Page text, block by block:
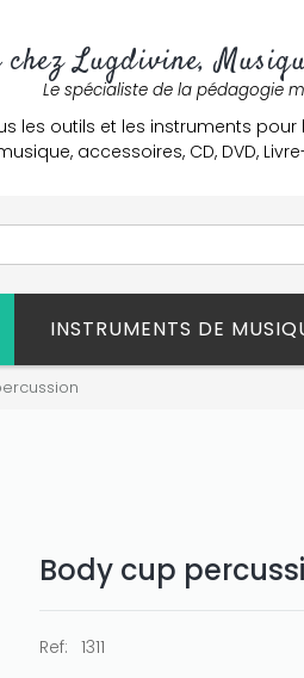
chez Lugdivine,
Le spécialiste de la pédagogie
les outils et les instruments pour
accessoires, CD, DVD,
INSTRUMENTS DE
Body cup
Ref: 1311